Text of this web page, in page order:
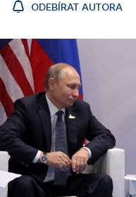
ODEBÍRAT AUTORA